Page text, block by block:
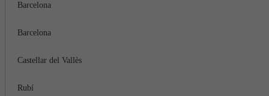
Barcelona
Barcelona
Castellar del Vallès
Rubí